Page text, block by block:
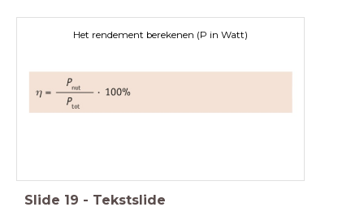
Het rendement berekenen (P in Watt)
Slide 19 - Tekstslide